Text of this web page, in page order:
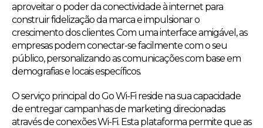
aproveitar o poder da conectividade à internet para
construir fidelização da marca e impulsionar o
crescimento dos clientes. Com uma interface amigável, as
empresas podem conectar-se facilmente com o seu
público, personalizando as comunicações com base em
demografias e locais específicos.
O serviço principal do Go Wi-Fi reside na sua capacidade
de entregar campanhas de marketing direcionadas
através de conexões Wi-Fi. Esta plataforma permite que as